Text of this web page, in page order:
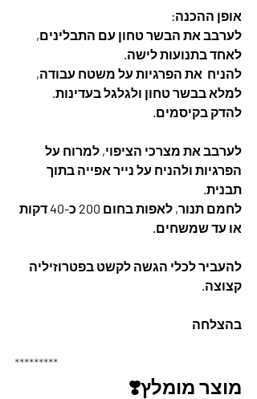
אופן ההכנה:
לערבב את הבשר טחון עם התבלינים,
לאחד בתנועות לישה.
להניח  את הפרגיות על משטח עבודה,
למלא בבשר טחון ולגלגל בעדינות.
להדק בקיסמים.
לערבב את מצרכי הציפוי, למרוח על
הפרגיות ולהניח על נייר אפייה בתוך
תבנית.
לחמם תנור, לאפות בחום 200 כ-40 דקות
או עד שמשחים.
להעביר לכלי הגשה לקשט בפטרוזיליה
קצוצה.
בהצלחה
*********
מוצר מומלץ❣️